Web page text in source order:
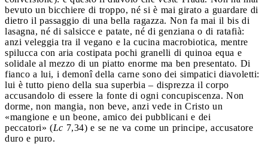
bevuto un bicchiere di troppo, né si è mai girato a guardare di
dietro il passaggio di una bella ragazza. Non fa mai il bis di
lasagna, né di salsicce e patate, né di genziana o di ratafià:
anzi veleggia tra il vegano e la cucina macrobiotica, mentre
spilucca con aria costipata pochi granelli di quinoa equa e
solidale al mezzo di un piatto enorme ma ben presentato. Di
fianco a lui, i demonî della carne sono dei simpatici diavoletti:
lui è tutto pieno della sua superbia – disprezza il corpo
accusandolo di essere la fonte di ogni concupiscenza. Non
dorme, non mangia, non beve, anzi vede in Cristo un
«mangione e un beone, amico dei pubblicani e dei
peccatori» (Lc 7,34) e se ne va come un principe, accusatore
duro e puro.